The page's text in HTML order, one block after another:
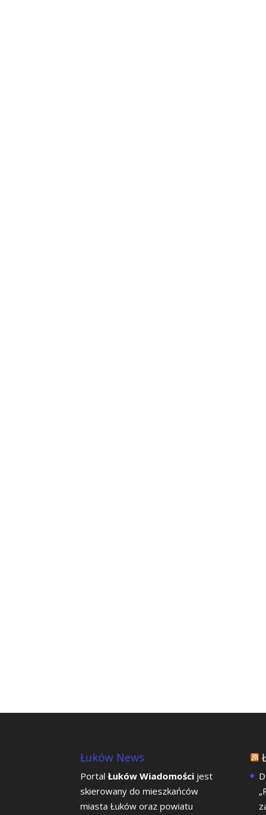
Łuków News
PortalŁuków Wiadomości jest
skierowany do mieszkańców
miasta Łuków oraz powiatu